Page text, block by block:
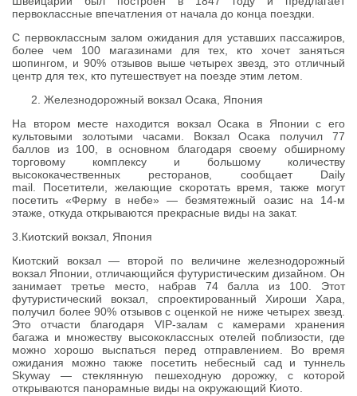
первоклассные впечатления от начала до конца поездки.
С первоклассным залом ожидания для уставших пассажиров,
более чем 100 магазинами для тех, кто хочет заняться
шопингом, и 90% отзывов выше четырех звезд, это отличный
центр для тех, кто путешествует на поезде этим летом.
Железнодорожный вокзал Осака, Япония
На втором месте находится вокзал Осака в Японии с его
культовыми золотыми часами. Вокзал Осака получил 77
баллов из 100, в основном благодаря своему обширному
торговому комплексу и большому количеству
высококачественных ресторанов, сообщает Daily
mail. Посетители, желающие скоротать время, также могут
посетить «Ферму в небе» — безмятежный оазис на 14-м
этаже, откуда открываются прекрасные виды на закат.
3.Киотский вокзал, Япония
Киотский вокзал — второй по величине железнодорожный
вокзал Японии, отличающийся футуристическим дизайном. Он
занимает третье место, набрав 74 балла из 100. Этот
футуристический вокзал, спроектированный Хироши Хара,
получил более 90% отзывов с оценкой не ниже четырех звезд.
Это отчасти благодаря VIP-залам с камерами хранения
багажа и множеству высококлассных отелей поблизости, где
можно хорошо выспаться перед отправлением. Во время
ожидания можно также посетить небесный сад и туннель
Skyway — стеклянную пешеходную дорожку, с которой
открываются панорамные виды на окружающий Киото.